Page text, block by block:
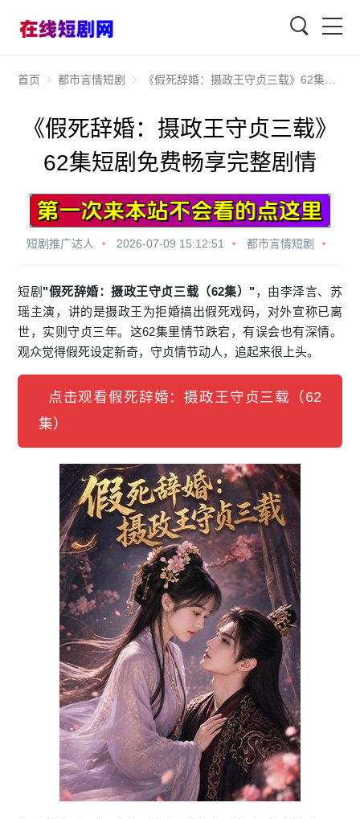
首页 都市言情短剧 《假死辞婚：摄政王守贞三载》62集短剧免费畅享完整剧情
《假死辞婚：摄政王守贞三载》
62集短剧免费畅享完整剧情
短剧推广达人 2026-07-09 15:12:51 都市言情短剧
短剧 "假死辞婚：摄政王守贞三载（62集）" ，由李泽言、苏
瑶主演，讲的是摄政王为拒婚搞出假死戏码，对外宣称已离
世，实则守贞三年。这62集里情节跌宕，有误会也有深情。
观众觉得假死设定新奇，守贞情节动人，追起来很上头。
点击观看假死辞婚：摄政王守贞三载（62
集）